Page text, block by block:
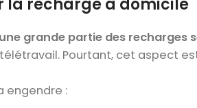
la recharge à domicile
une grande partie des recharges
Pourtant, cet aspect
engendre :